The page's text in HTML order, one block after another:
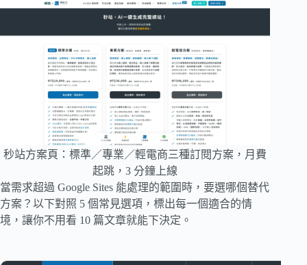
秒站方案頁：標準／專業／輕電商三種訂閱方案，月費
起跳，3 分鐘上線
當需求超過 Google Sites 能處理的範圍時，要選哪個替代
方案？以下對照 5 個常見選項，標出每一個適合的情
境，讓你不用看 10 篇文章就能下決定。